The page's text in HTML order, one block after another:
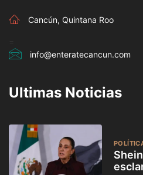
Cancún, Quintana Roo
info@enteratecancun.com
Ultimas Noticias